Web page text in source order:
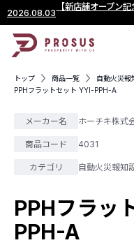
2026.08.03
【新店舗オープン
トップ 商品一覧
自動火災報
PPHフラットセット YYI-PPH-A
メーカー名 ホーチキ株式
商品コード 4031
カテゴリ 自動火災報知
PPHフラッ
PPH-A